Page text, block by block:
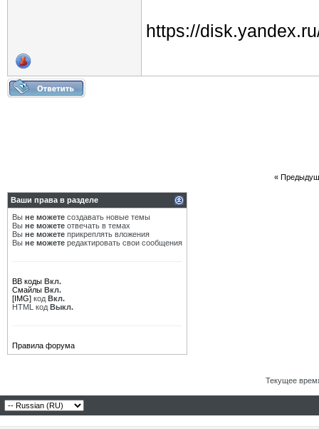
https://
«
Ваши права в разделе
Вы не можете создавать новые темы
Вы не можете отвечать в темах
Вы не можете прикреплять вложения
Вы не можете редактировать свои сообщения
BB коды Вкл.
Смайлы Вкл.
[IMG] код Вкл.
HTML код Выкл.
Правила форума
Текущее